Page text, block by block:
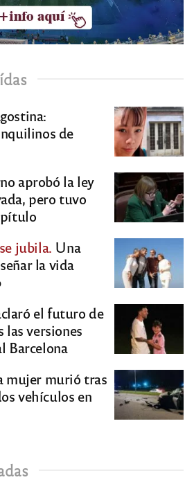
de
aprobó la ley
pero tuvo
jubila. Una
la vida
el futuro de
las versiones
Barcelona
mujer murió tras
vehículos en